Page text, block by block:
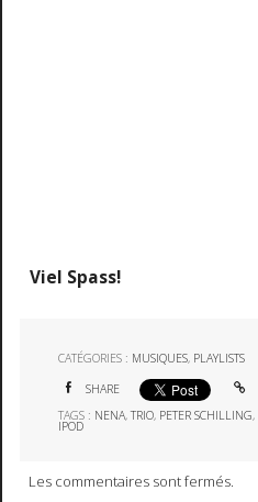
Viel Spass!
CATÉGORIES : MUSIQUES, PLAYLISTS
SHARE
TAGS : NENA,TRIO, PETER SCHILLING,
IPOD
Les commentaires sont fermés.